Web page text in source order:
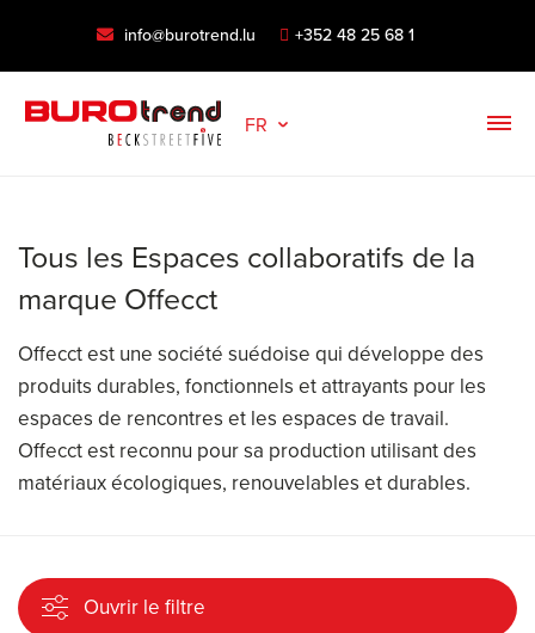
info@burotrend.lu +352 48 25 68 1
FR
Tous les Espaces collaboratifs de la
marque Offecct
Offecct est une société suédoise qui développe des
produits durables, fonctionnels et attrayants pour les
espaces de rencontres et les espaces de travail.
Offecct est reconnu pour sa production utilisant des
matériaux écologiques, renouvelables et durables.
Ouvrir le filtre